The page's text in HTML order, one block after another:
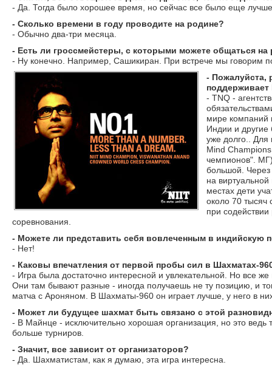
- Да. Тогда было хорошее время, но сейчас все было еще
- Сколько времени в году проводите на родине?
- Обычно два-три месяца.
- Есть ли гроссмейстеры, с которыми можете общаться
- Ну конечно. Например, Сашикиран. При встрече мы говорим
- Пожалуйста,
поддерживает
- TNQ -
мире компаний
Индии и другие
уже долго..
Mind
чемпионов".
большой. Через
на
местах дети
около 70 тысяч
при
соревнования.
- Можете ли представить себя вовлеченным в индийскую
- Нет!
- Каковы впечатления от первой пробы сил в Шахматах-
- Игра была достаточно интересной и увлекательной. Но все
Они там бывают разные - иногда получаешь не ту позицию, и
матча с Ароняном. В Шахматы-960 он играет лучше, у него в
- Может ли будущее шахмат быть связано с этой
- В Майнце - исключительно хорошая организация, но это ведь
больше турниров.
- Значит, все зависит от организаторов?
- Да. Шахматистам, как я думаю, эта игра интересна.